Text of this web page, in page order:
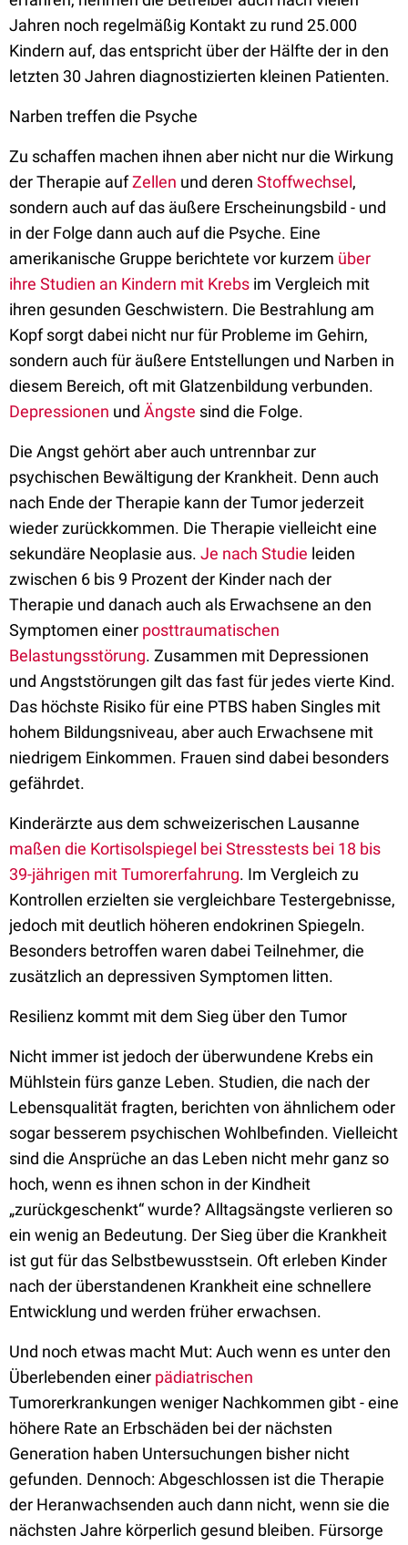
Jahren noch regelmäßig Kontakt zu rund 25.000
Kindern auf, das entspricht über der Hälfte der in den
letzten 30 Jahren diagnostizierten kleinen Patienten.
Narben treffen die Psyche
Zu schaffen machen ihnen aber nicht nur die Wirkung
der Therapie aufZellen und deren Stoffwechsel,
sondern auch auf das äußere Erscheinungsbild - und
in der Folge dann auch auf die Psyche. Eine
amerikanische Gruppe berichtete vor kurzem über
ihre Studien an Kindern mit Krebs im Vergleich mit
ihren gesunden Geschwistern. Die Bestrahlung am
Kopf sorgt dabei nicht nur für Probleme im Gehirn,
sondern auch für äußere Entstellungen und Narben in
diesem Bereich, oft mit Glatzenbildung verbunden.
Depressionen und Ängste sind die Folge.
Die Angst gehört aber auch untrennbar zur
psychischen Bewältigung der Krankheit. Denn auch
nach Ende der Therapie kann der Tumor jederzeit
wieder zurückkommen. Die Therapie vielleicht eine
sekundäre Neoplasie aus. Je nach Studie leiden
zwischen 6 bis 9 Prozent der Kinder nach der
Therapie und danach auch als Erwachsene an den
Symptomen einer posttraumatischen
Belastungsstörung. Zusammen mit Depressionen
und Angststörungen gilt das fast für jedes vierte Kind.
Das höchste Risiko für eine PTBS haben Singles mit
hohem Bildungsniveau, aber auch Erwachsene mit
niedrigem Einkommen. Frauen sind dabei besonders
gefährdet.
Kinderärzte aus dem schweizerischen Lausanne
maßen die Kortisolspiegel bei Stresstests bei 18 bis
39-jährigen mit Tumorerfahrung. Im Vergleich zu
Kontrollen erzielten sie vergleichbare Testergebnisse,
jedoch mit deutlich höheren endokrinen Spiegeln.
Besonders betroffen waren dabei Teilnehmer, die
zusätzlich an depressiven Symptomen litten.
Resilienz kommt mit dem Sieg über den Tumor
Nicht immer ist jedoch der überwundene Krebs ein
Mühlstein fürs ganze Leben. Studien, die nach der
Lebensqualität fragten, berichten von ähnlichem oder
sogar besserem psychischen Wohlbefinden. Vielleicht
sind die Ansprüche an das Leben nicht mehr ganz so
hoch, wenn es ihnen schon in der Kindheit
„zurückgeschenkt“ wurde? Alltagsängste verlieren so
ein wenig an Bedeutung. Der Sieg über die Krankheit
ist gut für das Selbstbewusstsein. Oft erleben Kinder
nach der überstandenen Krankheit eine schnellere
Entwicklung und werden früher erwachsen.
Und noch etwas macht Mut: Auch wenn es unter den
Überlebenden einer pädiatrischen
Tumorerkrankungen weniger Nachkommen gibt - eine
höhere Rate an Erbschäden bei der nächsten
Generation haben Untersuchungen bisher nicht
gefunden. Dennoch: Abgeschlossen ist die Therapie
der Heranwachsenden auch dann nicht, wenn sie die
nächsten Jahre körperlich gesund bleiben. Fürsorge